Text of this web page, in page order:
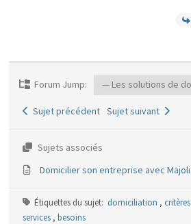
Forum Jump:
Sujet précédent Sujet suivant
Sujets associés
Domicilier son entreprise avec Majoli
Étiquettes du sujet: domiciliation , critères
services , besoins